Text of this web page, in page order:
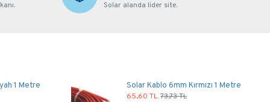
Solar alanda lider site.
1 Metre
Solar Kablo 6mm Kırmızı 1 Metre
65,60 TL 73,73 TL